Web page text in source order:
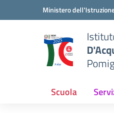
Vai ai contenuti
Vai al menu di navigazione
Ministero
Scuola